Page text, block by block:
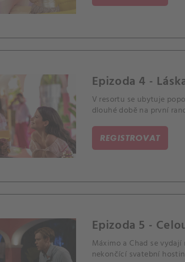
Epizoda 4 -
V resortu se ubytuje
dlouhé době na první
REGISTROVAT
Epizoda 5 -
Máximo a Chad se
nekončící svatební